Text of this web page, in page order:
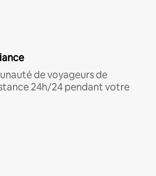
de voyageurs de
24h/24 pendant votre